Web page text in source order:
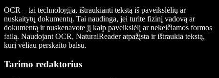
OCR – tai technologija, ištraukianti tekstą iš paveikslėlių ar
nuskaitytų dokumentų. Tai naudinga, jei turite fizinį vadovą ar
dokumentą ir nuskenavote jį kaip paveikslėlį ar nekeičiamos formos
failą. Naudojant OCR, NaturalReader atpažįsta ir ištraukia tekstą,
kurį vėliau perskaito balsu.
Tarimo redaktorius